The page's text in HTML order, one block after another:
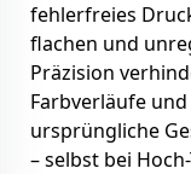
fehlerfreies
flachen und
Präzision
Farbverläufe
ursprüngliche
– selbst bei